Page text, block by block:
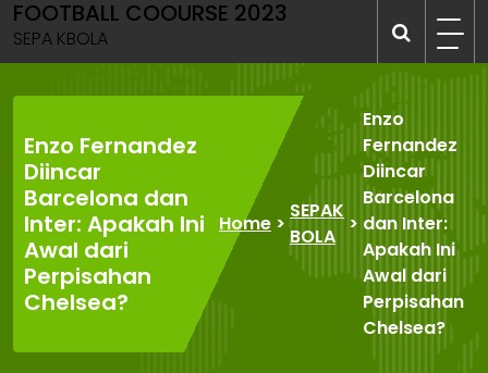
Skip
to
content
FOOTBALL COOURSE 2023
SEPA KBOLA
Enzo Fernandez
Diincar
Barcelona dan
Inter: Apakah Ini
Awal dari
Perpisahan
Chelsea?
Home >
SEPAK
BOLA
>
Enzo
Fernandez
Diincar
Barcelona
dan Inter:
Apakah Ini
Awal dari
Perpisahan
Chelsea?